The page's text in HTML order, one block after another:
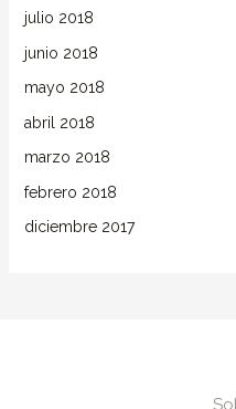
julio 2018
junio 2018
mayo 2018
abril 2018
marzo 2018
febrero 2018
diciembre 2017